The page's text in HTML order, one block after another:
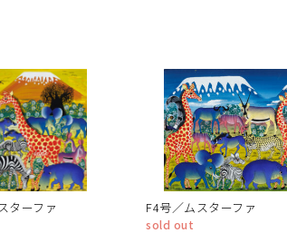
ターファ F4号／ムスターファ
sold out